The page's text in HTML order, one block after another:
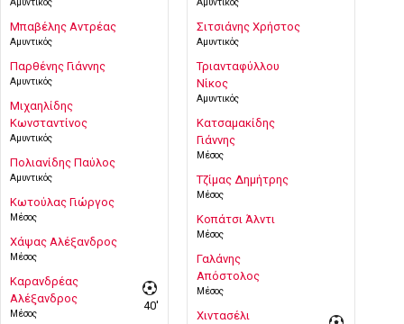
Μπαβέλης Αντρέας
Αμυντικός
Παρθένης Γιάννης
Αμυντικός
Μιχαηλίδης
Κωνσταντίνος
Αμυντικός
Πολιανίδης Παύλος
Αμυντικός
Κωτούλας Γιώργος
Μέσος
Χάψας Αλέξανδρος
Μέσος
Καρανδρέας
Αλέξανδρος
Μέσος
40'
Σιτσιάνης Χρήστος
Αμυντικός
Τριανταφύλλου
Νίκος
Αμυντικός
Κατσαμακίδης
Γιάννης
Μέσος
Τζίμας Δημήτρης
Μέσος
Κοπάτσι Άλντι
Μέσος
Γαλάνης
Απόστολος
Μέσος
Χιντασέλι